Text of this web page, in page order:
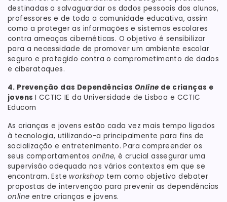
destinadas a salvaguardar os dados pessoais dos alunos,
professores e de toda a comunidade educativa, assim
como a proteger as informações e sistemas escolares
contra ameaças cibernéticas. O objetivo é sensibilizar
para a necessidade de promover um ambiente escolar
seguro e protegido contra o comprometimento de dados
e ciberataques.
4. Prevenção das Dependências Online de crianças e
jovens I CCTIC IE da Universidade de Lisboa e CCTIC
Educom
As crianças e jovens estão cada vez mais tempo ligados
à tecnologia, utilizando-a principalmente para fins de
socialização e entretenimento. Para compreender os
seus comportamentosonline, é crucial assegurar uma
supervisão adequada nos vários contextos em que se
encontram. Esteworkshop tem como objetivo debater
propostas de intervenção para prevenir as dependências
online entre crianças e jovens.